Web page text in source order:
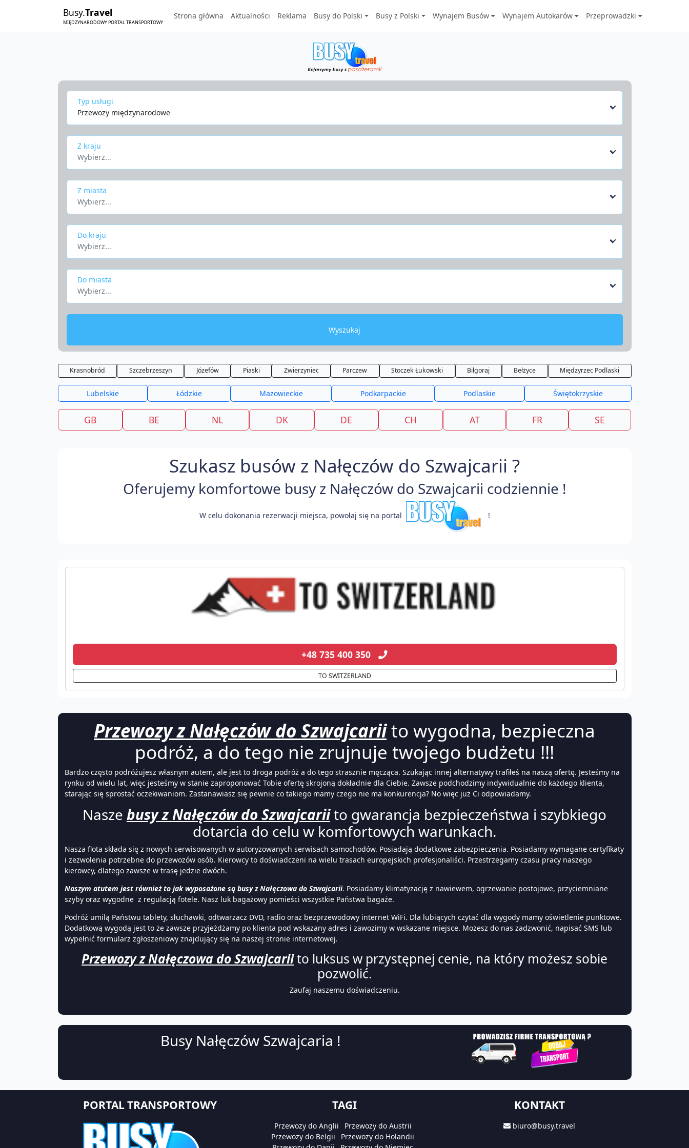
Busy.Travel
MIĘDZYNARODOWY PORTAL TRANSPORTOWY
Strona główna Aktualności Reklama Busy do Polski Busy z Polski Wynajem Busów Wynajem Autokarów Przeprowadzki
Typ usługi
Przewozy międzynarodowe
Z kraju
Wybierz...
Z miasta
Wybierz...
Do kraju
Wybierz...
Do miasta
Wybierz...
Wyszukaj
Krasnobród Szczebrzeszyn Józefów Piaski Zwierzyniec Parczew Stoczek Łukowski Biłgoraj Bełżyce Międzyrzec Podlaski
Lubelskie Łódzkie Mazowieckie Podkarpackie Podlaskie Świętokrzyskie
GB BE NL DK DE CH AT FR SE
Szukasz busów z Nałęczów do Szwajcarii ?
Oferujemy komfortowe busy z Nałęczów do Szwajcarii codziennie !
W celu dokonania rezerwacji miejsca, powołaj się na portal !
+48 735 400 350
TO SWITZERLAND
Przewozy z Nałęczów do Szwajcariito wygodna, bezpieczna
podróż, a do tego nie zrujnuje twojego budżetu !!!
Bardzo często podróżujesz własnym autem, ale jest to droga podróż a do tego strasznie męcząca. Szukając innej alternatywy trafiłeś na naszą ofertę. Jesteśmy na
rynku od wielu lat, więc jesteśmy w stanie zaproponować Tobie ofertę skrojoną dokładnie dla Ciebie. Zawsze podchodzimy indywidualnie do każdego klienta,
starając się sprostać oczekiwaniom. Zastanawiasz się pewnie co takiego mamy czego nie ma konkurencja? No więc już Ci odpowiadamy.
Nasze busy z Nałęczów do Szwajcariito gwarancja bezpieczeństwa i szybkiego
dotarcia do celu w komfortowych warunkach.
Nasza flota składa się z nowych serwisowanych w autoryzowanych serwisach samochodów. Posiadają dodatkowe zabezpieczenia. Posiadamy wymagane certyfikaty
i zezwolenia potrzebne do przewozów osób. Kierowcy to doświadczeni na wielu trasach europejskich profesjonaliści. Przestrzegamy czasu pracy naszego
kierowcy, dlatego zawsze w trasę jedzie dwóch.
Naszym atutem jest również to jak wyposażone są busy z Nałęczowa do Szwajcarii. Posiadamy klimatyzację z nawiewem, ogrzewanie postojowe, przyciemniane
szyby oraz wygodne z regulacją fotele. Nasz luk bagażowy pomieści wszystkie Państwa bagaże.
Podróż umilą Państwu tablety, słuchawki, odtwarzacz DVD, radio oraz bezprzewodowy internet WiFi. Dla lubiących czytać dla wygody mamy oświetlenie punktowe.
Dodatkową wygodą jest to że zawsze przyjeżdżamy po klienta pod wskazany adres i zawozimy w wskazane miejsce. Możesz do nas zadzwonić, napisać SMS lub
wypełnić formularz zgłoszeniowy znajdujący się na naszej stronie internetowej.
Przewozy z Nałęczowa do Szwajcariito luksus w przystępnej cenie, na który możesz sobie
pozwolić.
Zaufaj naszemu doświadczeniu.
Busy Nałęczów Szwajcaria !
PORTAL TRANSPORTOWY TAGI
Przewozy do Anglii
Przewozy do Austrii
Przewozy do Belgii
Przewozy do Holandii
KONTAKT
biuro@busy.travel